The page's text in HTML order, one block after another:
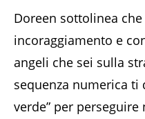
Doreen sottolinea
incoraggiamento e
angeli che sei sulla
sequenza numerica ti
verde” per